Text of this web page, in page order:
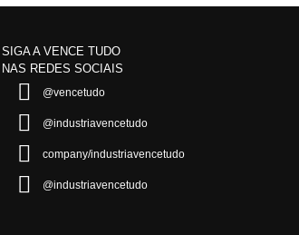
SIGA A VENCE TUDO
NAS REDES SOCIAIS
@vencetudo
@industriavencetudo
company/industriavencetudo
@industriavencetudo